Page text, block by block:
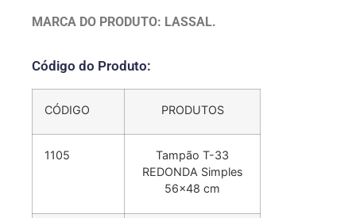
MARCA DO PRODUTO: LASSAL.
Código do Produto:
CÓDIGO PRODUTOS
1105
Tampão T-33
REDONDA Simples
56×48 cm